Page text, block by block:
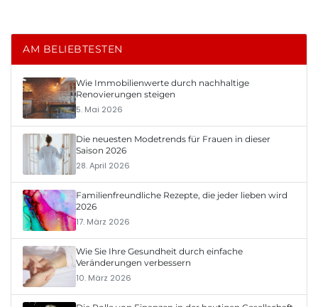
AM BELIEBTESTEN
Wie Immobilienwerte durch nachhaltige
Renovierungen steigen
5. Mai 2026
Die neuesten Modetrends für Frauen in dieser
Saison 2026
28. April 2026
Familienfreundliche Rezepte, die jeder lieben wird
2026
17. März 2026
Wie Sie Ihre Gesundheit durch einfache
Veränderungen verbessern
10. März 2026